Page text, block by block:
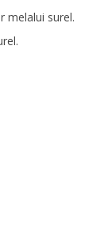
melalui surel.